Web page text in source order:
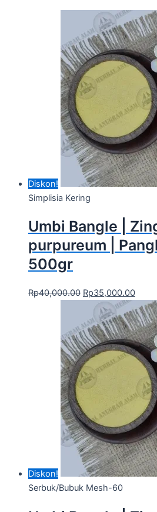
Diskon!
Simplisia Kering
Umbi Bangle |
purpureum |
500gr
Rp40,000.00 Rp35,000.00
Diskon!
Serbuk/Bubuk Mesh-60